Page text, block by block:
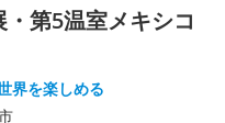
第5温室メキシコ
界を楽しめる